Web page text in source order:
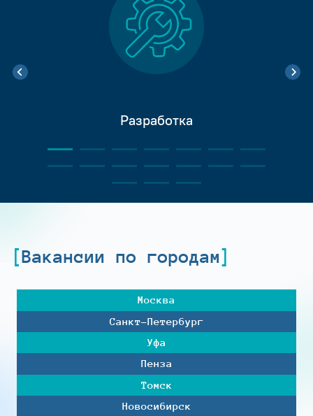
Разработка
Вакансии по городам
Москва
Санкт-Петербург
Уфа
Пенза
Томск
Новосибирск